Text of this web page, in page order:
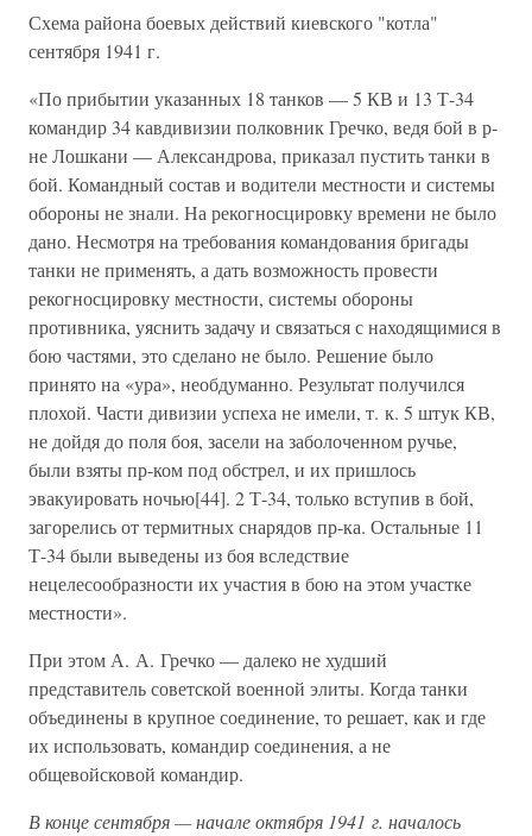
Схема района боевых действий киевского "котла"
сентября 1941 г.
«По прибытии указанных 18 танков — 5 КВ и 13 Т-34
командир 34 кавдивизии полковник Гречко, ведя бой в р-
не Лошкани — Александрова, приказал пустить танки в
бой. Командный состав и водители местности и системы
обороны не знали. На рекогносцировку времени не было
дано. Несмотря на требования командования бригады
танки не применять, а дать возможность провести
рекогносцировку местности, системы обороны
противника, уяснить задачу и связаться с находящимися в
бою частями, это сделано не было. Решение было
принято на «ура», необдуманно. Результат получился
плохой. Части дивизии успеха не имели, т. к. 5 штук КВ,
не дойдя до поля боя, засели на заболоченном ручье,
были взяты пр-ком под обстрел, и их пришлось
эвакуировать ночью[44]. 2 Т-34, только вступив в бой,
загорелись от термитных снарядов пр-ка. Остальные 11
Т-34 были выведены из боя вследствие
нецелесообразности их участия в бою на этом участке
местности».
При этом А. А. Гречко — далеко не худший
представитель советской военной элиты. Когда танки
объединены в крупное соединение, то решает, как и где
их использовать, командир соединения, а не
общевойсковой командир.
В конце сентября — начале октября 1941 г. началось